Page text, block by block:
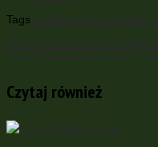
Tags
Czytaj również